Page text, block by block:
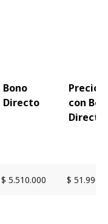
Bono
Directo
Precio
con
Directo
$ 5.510.000 $